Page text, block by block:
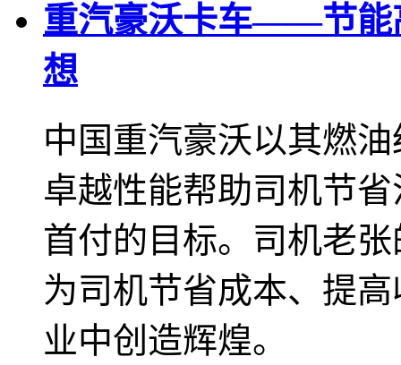
重汽豪沃卡车——节能
想
中国重汽豪沃以其燃
卓越性能帮助司机节
首付的目标。司机老
为司机节省成本、提
业中创造辉煌。